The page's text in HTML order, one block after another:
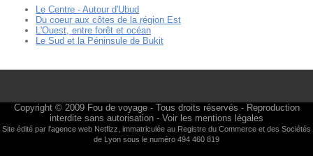
Le Centre - Autour d'Ubud
Du coeur aux côtes de la région Est
L'Ouest, entre forêt et océan
Le Sud et la Péninsule de Bukit
Copyright © 2009 Fou de voyage- Tous droits réservés - Reproduction
interdite sans autorisation - Voir les mentions légales
Site édité par l'agence web Netfizz , immatriculée au Registre du Commerce et des Sociétés
de Lyon sous le numéro 494 460 819